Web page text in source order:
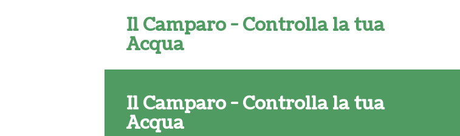
Il Camparo - Controlla la tua
Acqua
Il Camparo - Controlla la tua
Acqua